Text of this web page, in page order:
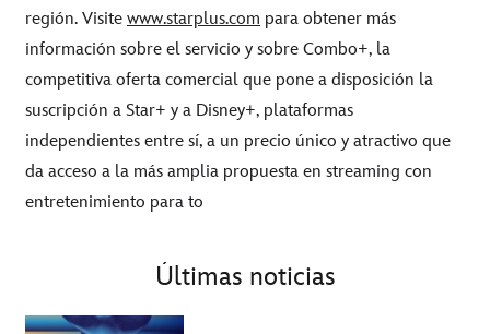
región. Visite www.starplus.com para obtener más
información sobre el servicio y sobre Combo+, la
competitiva oferta comercial que pone a disposición la
suscripción a Star+ y a Disney+, plataformas
independientes entre sí, a un precio único y atractivo que
da acceso a la más amplia propuesta en streaming con
entretenimiento para to
Últimas noticias